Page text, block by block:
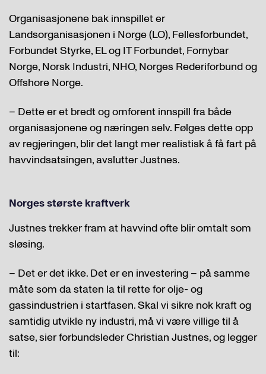
Organisasjonene bak innspillet er
Landsorganisasjonen i Norge (LO), Fellesforbundet,
Forbundet Styrke, EL og IT Forbundet, Fornybar
Norge, Norsk Industri, NHO, Norges Rederiforbund og
Offshore Norge.
– Dette er et bredt og omforent innspill fra både
organisasjonene og næringen selv. Følges dette opp
av regjeringen, blir det langt mer realistisk å få fart på
havvindsatsingen, avslutter Justnes.
Norges største kraftverk
Justnes trekker fram at havvind ofte blir omtalt som
sløsing.
– Det er det ikke. Det er en investering – på samme
måte som da staten la til rette for olje- og
gassindustrien i startfasen. Skal vi sikre nok kraft og
samtidig utvikle ny industri, må vi være villige til å
satse, sier forbundsleder Christian Justnes, og legger
til: